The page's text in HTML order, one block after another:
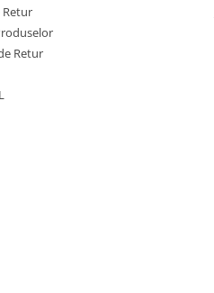
Retur
Retur